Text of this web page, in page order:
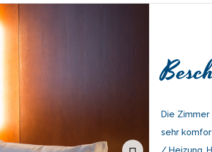
Die Zimmer
sehr
/ Heizung,